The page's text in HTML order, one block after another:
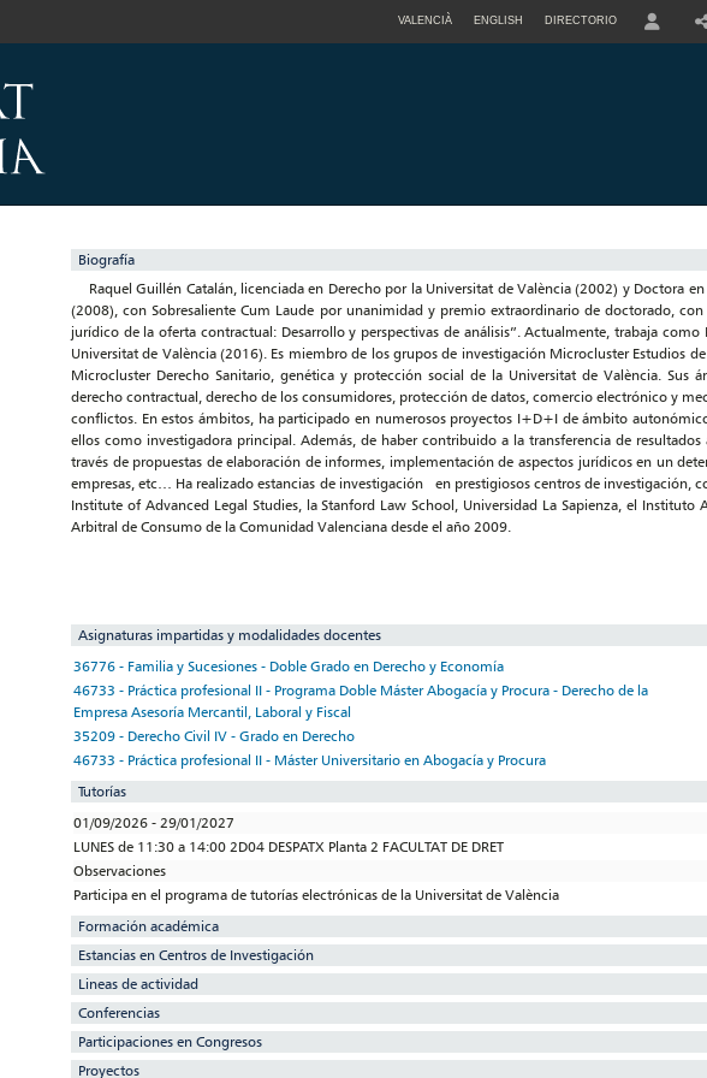
VALENCIÀ ENGLISH DIRECTORIO
Biografía
Raquel Guillén Catalán, licenciada en Derecho por la Universitat de València (2002) y Doctora
(2008), con Sobresaliente Cum Laude por unanimidad y premio extraordinario de doctorado,
jurídico de la oferta contractual: Desarrollo y perspectivas de análisis”. Actualmente, trabaja como
Universitat de València (2016). Es miembro de los grupos de investigación Microcluster Estudios
Microcluster Derecho Sanitario, genética y protección social de la Universitat de València. Sus
derecho contractual, derecho de los consumidores, protección de datos, comercio electrónico y
conflictos. En estos ámbitos, ha participado en numerosos proyectos I+D+I de ámbito
ellos como investigadora principal. Además, de haber contribuido a la transferencia de
través de propuestas de elaboración de informes, implementación de aspectos jurídicos en un
empresas, etc… Ha realizado estancias de investigación en prestigiosos centros de investigación,
Institute of Advanced Legal Studies, la Stanford Law School, Universidad La Sapienza, el Instituto
Arbitral de Consumo de la Comunidad Valenciana desde el año 2009.
Asignaturas impartidas y modalidades docentes
36776 - Familia y Sucesiones - Doble Grado en Derecho y Economía
46733 - Práctica profesional II - Programa Doble Máster Abogacía y Procura - Derecho de la
Empresa Asesoría Mercantil, Laboral y Fiscal
35209 - Derecho Civil IV - Grado en Derecho
46733 - Práctica profesional II - Máster Universitario en Abogacía y Procura
Tutorías
01/09/2026 - 29/01/2027
LUNES de 11:30 a 14:00 2D04 DESPATX Planta 2 FACULTAT DE DRET
Observaciones
Participa en el programa de tutorías electrónicas de la Universitat de València
Formación académica
Estancias en Centros de Investigación
Lineas de actividad
Conferencias
Participaciones en Congresos
Proyectos